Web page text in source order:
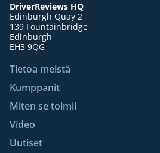
DriverReviews HQ
Edinburgh Quay 2
139 Fountainbridge
Edinburgh
EH3 9QG
Tietoa meistä
Kumppanit
Miten se toimii
Video
Uutiset